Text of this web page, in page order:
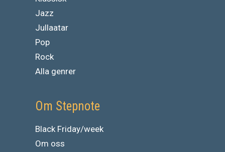
Jazz
Jullaatar
Pop
Rock
Alla genrer
Om Stepnote
Black Friday/week
Om oss